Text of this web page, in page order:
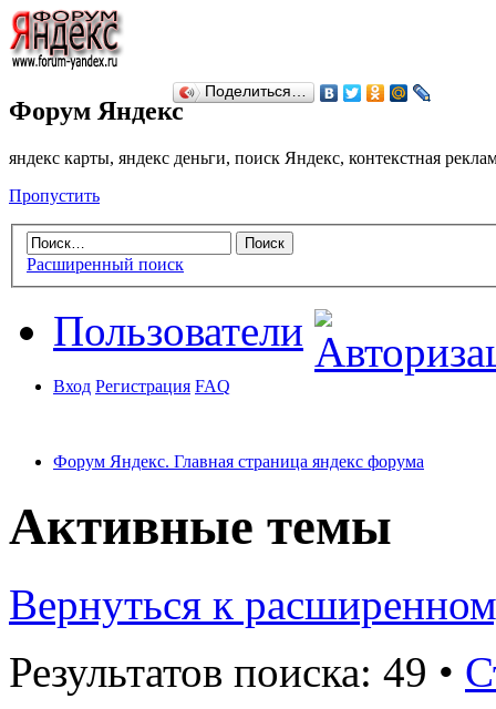
Форум Яндекс
яндекс карты, яндекс деньги, поиск Яндекс, контекстная
Пропустить
Расширенный поиск
Пользователи
Вход Регистрация FAQ
Форум Яндекс. Главная страница яндекс форума
Поделиться…
Активные темы
Вернуться к
Результатов поиска: 49 •